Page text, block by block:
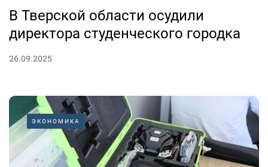
В Тверской области осудили
директора студенческого городка
26.09.2025
ЭКОНОМИКА